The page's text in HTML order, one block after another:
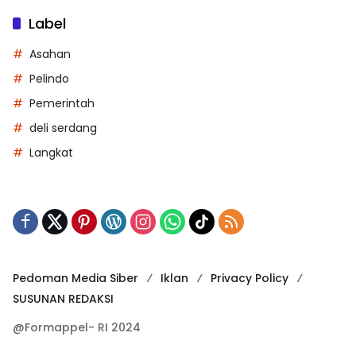
Label
Asahan
Pelindo
Pemerintah
deli serdang
Langkat
Pedoman Media Siber Iklan
Privacy Policy
SUSUNAN REDAKSI
@Formappel- RI 2024